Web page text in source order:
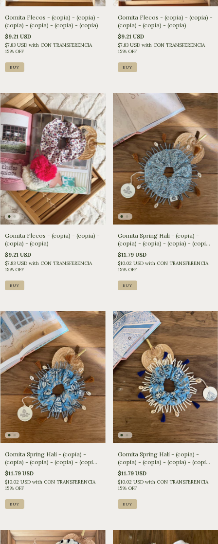
Gomita Flecos - (copia) - (copia) -
(copia) - (copia) - (copia) - (copia)
$9.21 USD
$7.83 USD with CON TRANSFERENCIA
15% OFF
Gomita Flecos - (copia) - (copia) -
(copia) - (copia) - (copia)
$9.21 USD
$7.83 USD with CON TRANSFERENCIA
15% OFF
Gomita Flecos - (copia) - (copia) -
(copia) - (copia)
$9.21 USD
$7.83 USD with CON TRANSFERENCIA
15% OFF
Gomita Spring Hali - (copia) -
(copia) - (copia) - (copia) - (copia)
- (copia) - (copia)
$11.79 USD
$10.02 USD with CON TRANSFERENCIA
15% OFF
Gomita Spring Hali - (copia) -
(copia) - (copia) - (copia) - (copia)
- (copia) - (copia)
$11.79 USD
$10.02 USD with CON TRANSFERENCIA
15% OFF
Gomita Spring Hali - (copia) -
(copia) - (copia) - (copia) - (copia)
- (copia)
$11.79 USD
$10.02 USD with CON TRANSFERENCIA
15% OFF